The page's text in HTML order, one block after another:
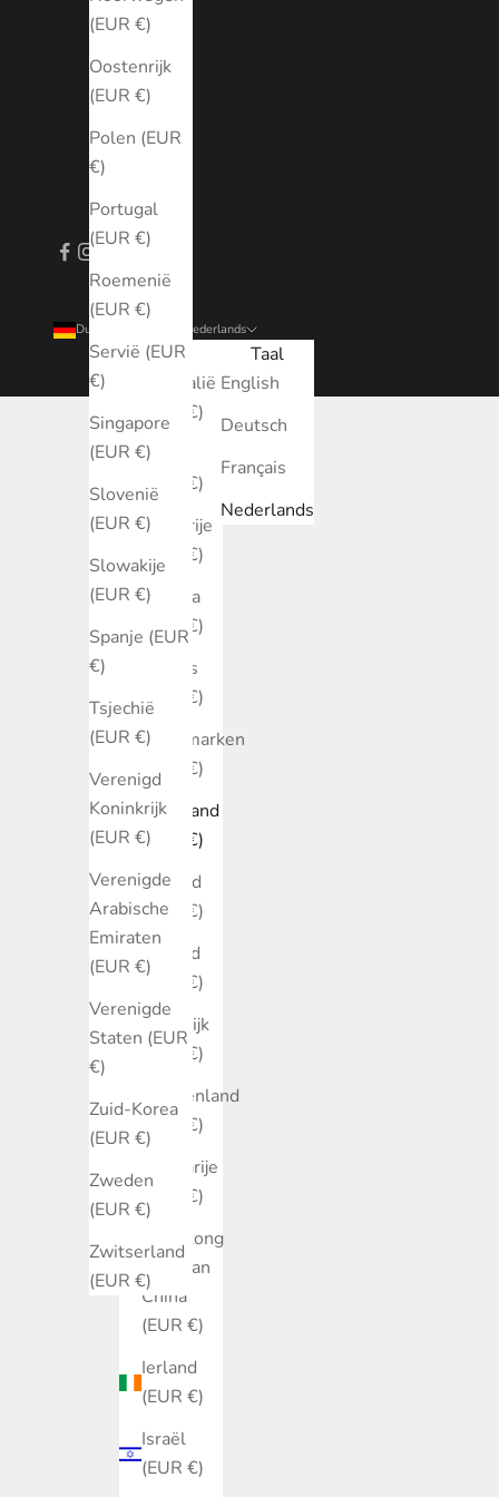
(EUR €)
Oostenrijk
(EUR €)
Polen (EUR
€)
Portugal
(EUR €)
Roemenië
(EUR €)
Servië (EUR
€)
Singapore
(EUR €)
Slovenië
(EUR €)
Slowakije
(EUR €)
Spanje (EUR
€)
Tsjechië
(EUR €)
Verenigd
Koninkrijk
(EUR €)
Verenigde
Arabische
Emiraten
(EUR €)
Verenigde
Staten (EUR
€)
Zuid-Korea
(EUR €)
Zweden
(EUR €)
Zwitserland
(EUR €)
Duitsland (EUR €)
Land
Australië
(EUR €)
België
(EUR €)
Bulgarije
(EUR €)
Canada
(EUR €)
Cyprus
(EUR €)
Denemarken
(EUR €)
Duitsland
(EUR €)
Estland
(EUR €)
Finland
(EUR €)
Frankrijk
(EUR €)
Griekenland
(EUR €)
Hongarije
(EUR €)
Hongkong
SAR van
China
(EUR €)
Ierland
(EUR €)
Israël
(EUR €)
Nederlands
Taal
English
Deutsch
Français
Nederlands